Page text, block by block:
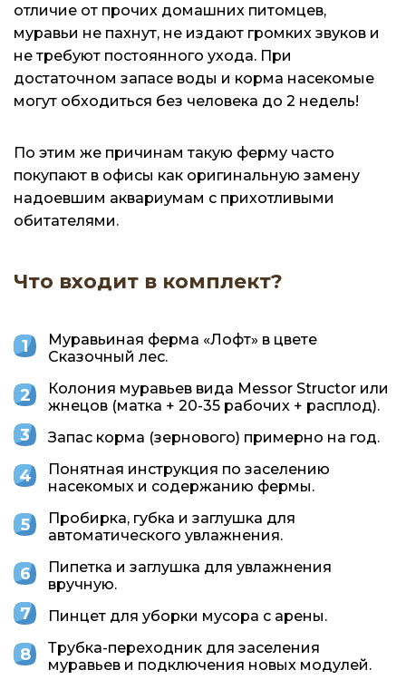
отличие от прочих домашних питомцев,
муравьи не пахнут, не издают громких звуков и
не требуют постоянного ухода. При
достаточном запасе воды и корма насекомые
могут обходиться без человека до 2 недель!
По этим же причинам такую ферму часто
покупают в офисы как оригинальную замену
надоевшим аквариумам с прихотливыми
обитателями.
Что входит в комплект?
Муравьиная ферма «Лофт» в цвете
Сказочный лес.
Колония муравьев вида Messor Structor или
жнецов (матка + 20-35 рабочих + расплод).
Запас корма (зернового) примерно на год.
Понятная инструкция по заселению
насекомых и содержанию фермы.
Пробирка, губка и заглушка для
автоматического увлажнения.
Пипетка и заглушка для увлажнения
вручную.
Пинцет для уборки мусора с арены.
Трубка-переходник для заселения
муравьев и подключения новых модулей.